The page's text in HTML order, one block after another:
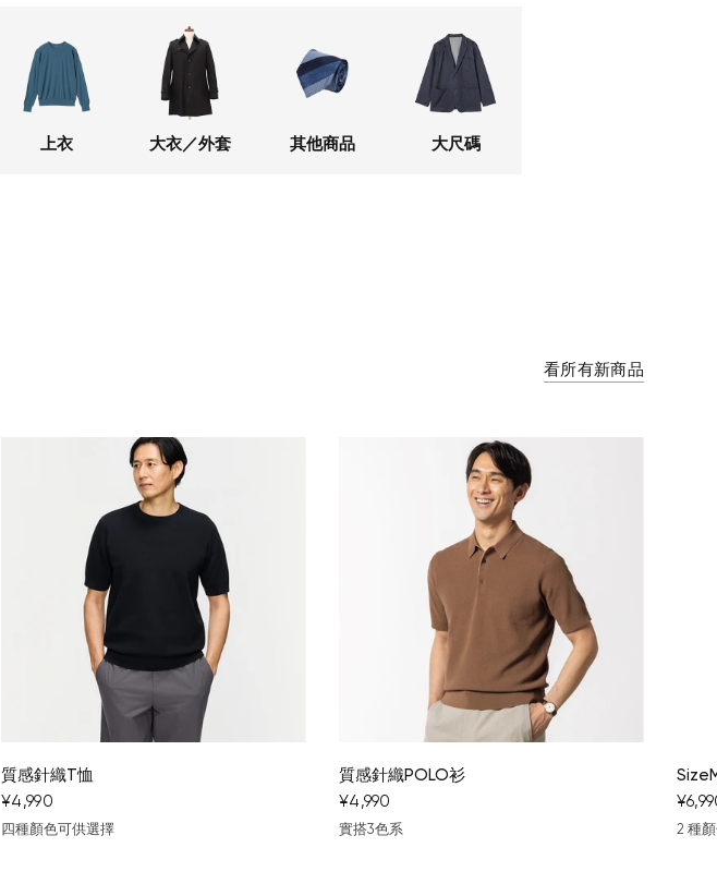
上衣 大衣／外套 其他商品 大尺碼
看所有新商品
質感針織T恤
¥4,990
黑 淺灰色卡其色
駝色
四種顏色可供選擇
質感針織POLO衫
¥4,990
棕色黑 灰色
實搭3色系
深藍
2 種
您的購物車目前是空的。